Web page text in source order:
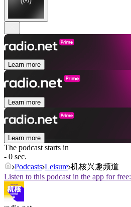
Learn more
Learn more
Learn more
The podcast starts in
- 0 sec.
Podcasts Leisure 机核兴趣频道
Listen to this podcast in the app for free: